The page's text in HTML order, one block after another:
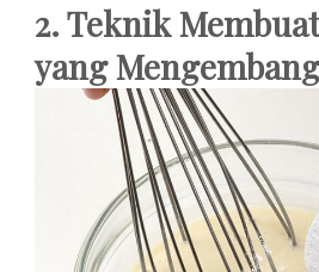
2. Teknik
yang